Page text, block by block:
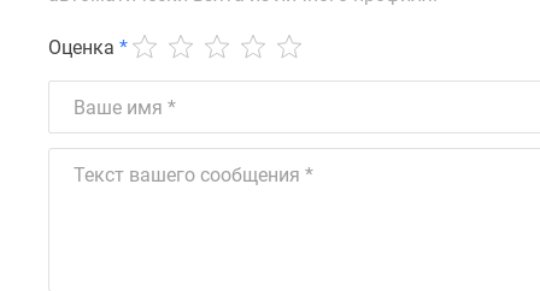
Машино-
#траншевая
#рассрочка
Оценка *